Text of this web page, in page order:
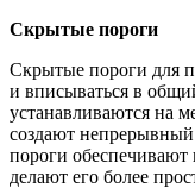
Скрытые пороги
Скрытые пороги для
и вписываться в
устанавливаются на
создают
пороги
делают его более